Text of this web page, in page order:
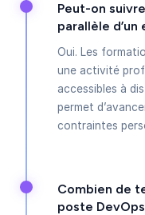
Peut-on
parallèle d’un
Oui. Les
une activité
accessibles à
permet
contraintes
Combien de
poste